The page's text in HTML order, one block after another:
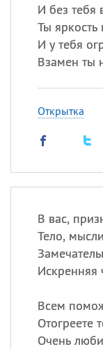
И без тебя
Ты
И у тебя
Взамен ты
Открытка
В вас,
Тело,
Искренняя
Всем
Отогреете
Очень